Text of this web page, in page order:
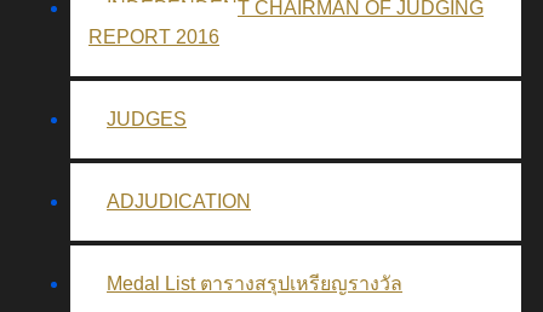
INDEPENDENT CHAIRMAN OF JUDGING
REPORT 2016
JUDGES
ADJUDICATION
Medal List ตารางสรุปเหรียญรางวัล